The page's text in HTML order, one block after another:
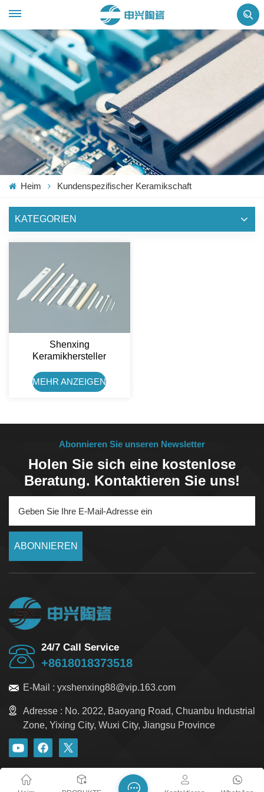
Heim Kundenspezifischer Keramikschaft
KATEGORIEN
Shenxing
Keramikhersteller
Zirkonia Keramikwelle
MEHR ANZEIGEN
Abonnieren Sie unseren Newsletter
Holen Sie sich eine kostenlose
Beratung. Kontaktieren Sie uns!
ABONNIEREN
24/7 Call Service
+8618018373518
E-Mail : yxshenxing88@vip.163.com
Adresse : No. 2022, Baoyang Road, Chuanbu Industrial
Zone, Yixing City, Wuxi City, Jiangsu Province
Xml Datenschutzrichtlinie Sitemap